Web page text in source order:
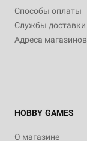
Способы оплаты
Службы доставки
Адреса магазинов
HOBBY GAMES
О магазине